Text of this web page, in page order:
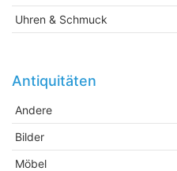
Uhren & Schmuck
Antiquitäten
Andere
Bilder
Möbel